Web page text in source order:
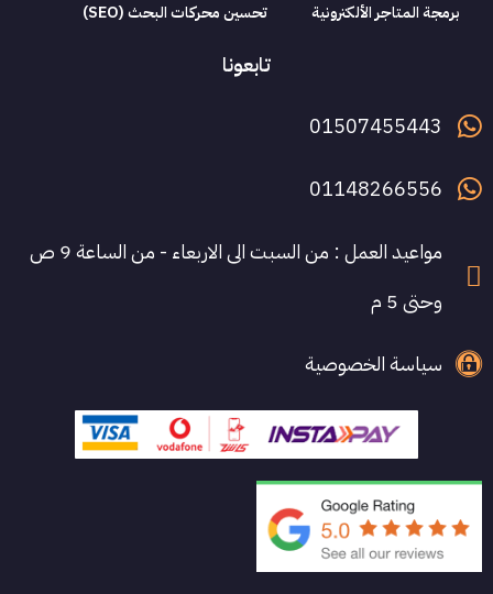
برمجة المتاجر الألكترونية
تحسين محركات البحث (SEO)
تابعونا
01507455443
01148266556
مواعيد العمل : من السبت الى الاربعاء - من الساعة 9 ص
وحتى 5 م
سياسة الخصوصية